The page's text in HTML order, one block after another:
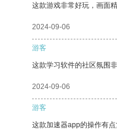
这款游戏非常好玩，画面
2024-09-06
游客
这款学习软件的社区氛围
2024-09-06
游客
这款加速器app的操作有